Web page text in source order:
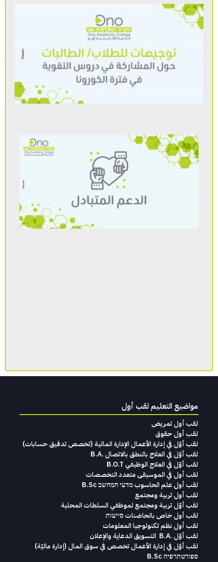
مواضيع التعليم لقب أول
لقب أول تمريض
لقب أول حقوق
لقب‭ ‬أوّل‭ ‬في‭ ‬إدارة‭ ‬الأعمال الإدارة‭ ‬المالية (تخصص‭ ‬تدقيق‭ ‬حسابات)‬
لقب أوّل في العلاج بالنطق بالاتصال .B.A
لقب أوّل في العلاج الوظيفي B.O.T
لقب‭ ‬أول في‭ ‬الموسيقى‭ ‬متعدد‭ ‬التخصصات‭
لقب أول علم الحاسوب מדעי המחשב B.Sc
لقب أول تربية ومجتمع
لقب أوّل تربية ومجتمع لموظفي السلطات المحلية
لقب أول خاص بالحاضنات סייעות
لقب أول نظم تكنولوجيا المعلومات
لقب‭ ‬أوّل .‭ ‬B.A التسويق‭ ‬الدعاية‭ ‬والإعلان
لقب‭ ‬أوّل‭ ‬في‭ ‬إدارة‭ ‬الأعمال تخصص‭ ‬في‭ ‬سوق‭ ‬المال ‭)‬إدارة‭ ‬ماليّة‭ (
ספורטתרפיה B.Sc